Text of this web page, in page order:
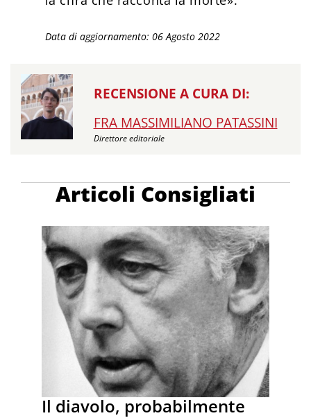
Data di aggiornamento: 06 Agosto 2022
RECENSIONE A CURA DI:
FRA MASSIMILIANO PATASSINI
Direttore editoriale
Articoli Consigliati
Il diavolo, probabilmente